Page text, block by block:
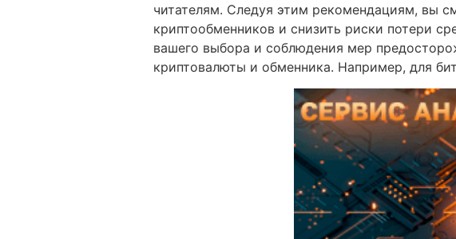
читателям. Следуя этим рекомендациям, вы
криптообменников и снизить риски потери
вашего выбора и соблюдения мер
криптовалюты и обменника. Например, для